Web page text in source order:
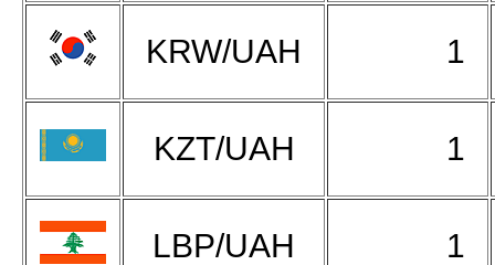
KRW/UAH 1
KZT/UAH 1
LBP/UAH 1